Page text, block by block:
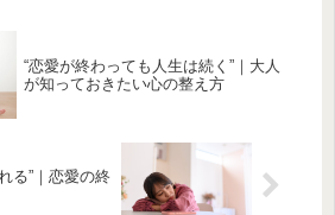
択肢となるのではないでしょうか。
“恋愛が終わっても人生は続く”｜大人
が知っておきたい心の整え方
る”｜恋愛の終